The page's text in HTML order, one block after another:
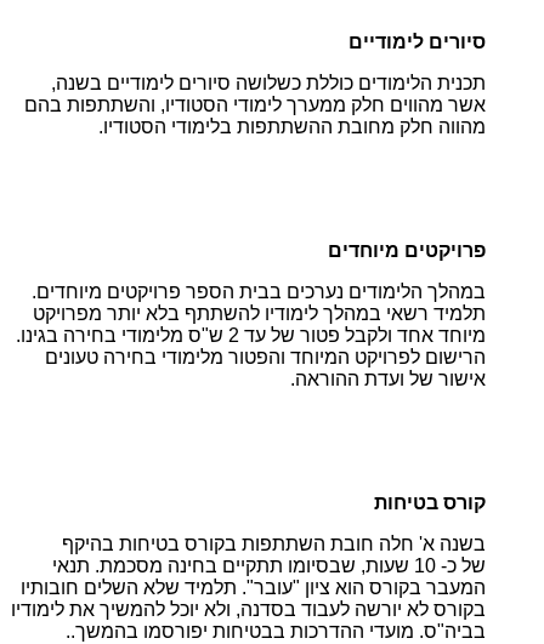
סיורים לימודיים
תכנית הלימודים כוללת כשלושה סיורים לימודיים בשנה,
אשר מהווים חלק ממערך לימודי הסטודיו, והשתתפות בהם
מהווה חלק מחובת ההשתתפות בלימודי הסטודיו.
פרויקטים מיוחדים
במהלך הלימודים נערכים בבית הספר פרויקטים מיוחדים.
תלמיד רשאי במהלך לימודיו להשתתף בלא יותר מפרויקט
מיוחד אחד ולקבל פטור של עד 2 ש"ס מלימודי בחירה בגינו.
הרישום לפרויקט המיוחד והפטור מלימודי בחירה טעונים
אישור של ועדת ההוראה.
קורס בטיחות
בשנה א' חלה חובת השתתפות בקורס בטיחות בהיקף
של כ- 10 שעות, שבסיומו תתקיים בחינה מסכמת. תנאי
המעבר בקורס הוא ציון "עובר". תלמיד שלא השלים חובותיו
בקורס לא יורשה לעבוד בסדנה, ולא יוכל להמשיך את לימודיו
בביה"ס. מועדי ההדרכות בבטיחות יפורסמו בהמשך..